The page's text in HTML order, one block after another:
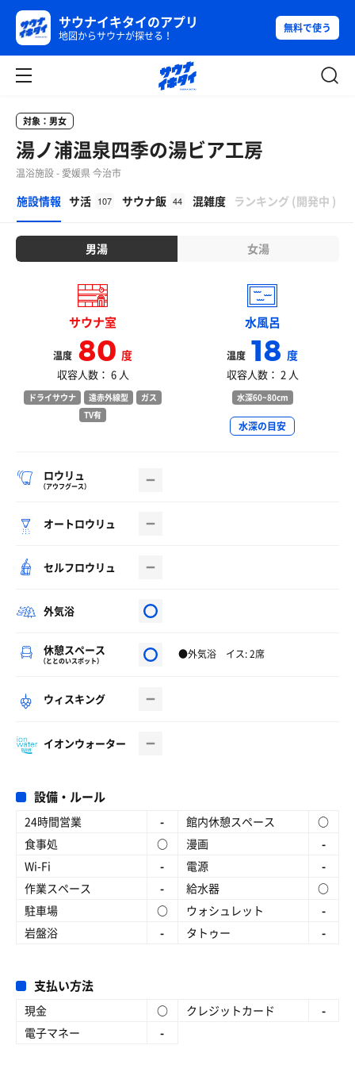
サウナイキタイのアプリ
地図からサウナが探せる！
無料で使う
対象：男女
湯ノ浦温泉四季の湯ビア工房
温浴施設 - 愛媛県 今治市
施設情報 サ活 107 サウナ飯 44 混雑度 ランキング (開発中 )
男湯 女湯
サウナ室
温度 80度
収容人数： 6 人
ドライサウナ 遠赤外線型
ガス
TV有
水風呂
温度 18度
収容人数： 2 人
水深60~80cm
水深の目安
ロウリュ
（アウフグース）
オートロウリュ
セルフロウリュ
外気浴
休憩スペース
（ととのいスポット） ●外気浴 イス: 2席
ウィスキング
イオンウォーター
設備・ルール
24時間営業 - 館内休憩スペース
○
食事処
○ 漫画
-
Wi-Fi
- 電源
-
作業スペース
- 給水器
○
駐車場
○ ウォシュレット
-
岩盤浴
- タトゥー -
支払い方法
現金 ○ クレジットカード
-
電子マネー
-